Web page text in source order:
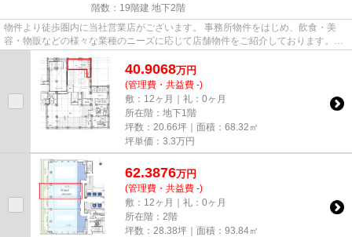
階数：19階建 地下2階
物件より徒歩圏内に当社営業店がございます。 事務所物件をはじめ、飲食・美
容・物販などの様々な業種のニーズに応じて店舗物件をご紹介しております。
尚、弊社ではおとり広告は一切...
40.9068万円
(管理費・共益費 -)
敷：12ヶ月｜礼：0ヶ月
所在階：地下1階
坪数：20.66坪｜面積：68.32㎡
坪単価： 3.3万円
62.3876万円
(管理費・共益費 -)
敷：12ヶ月｜礼：0ヶ月
所在階：2階
坪数：28.38坪｜面積：93.84㎡